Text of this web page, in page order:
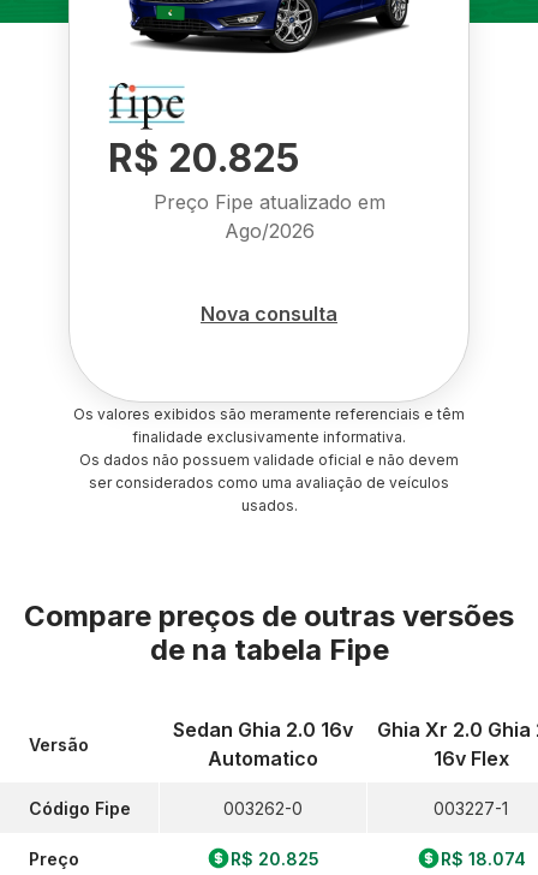
R$ 20.825
Preço Fipe atualizado em
Ago/2026
Nova consulta
Os valores exibidos são meramente referenciais e têm
finalidade exclusivamente informativa.
Os dados não possuem validade oficial e não devem
ser considerados como uma avaliação de veículos
usados.
Compare preços de outras versões
de na tabela Fipe
Versão
Código Fipe
Preço
Sedan Ghia 2.0 16v
Automatico
003262-0
R$ 20.825
Ghia Xr 2.0 Ghia
16v Flex
003227-1
R$ 18.074